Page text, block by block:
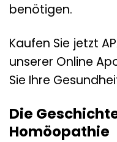
benötigen.
Kaufen Sie jetzt
unserer Online
Sie Ihre
Die
Homöopathie